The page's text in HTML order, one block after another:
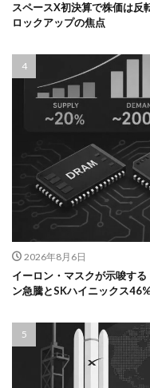
スペースX初決算で株価は
ロックアップの焦点
2026年8月6日
イーロン・マスクが示唆す
ン急騰とSKハイニックス